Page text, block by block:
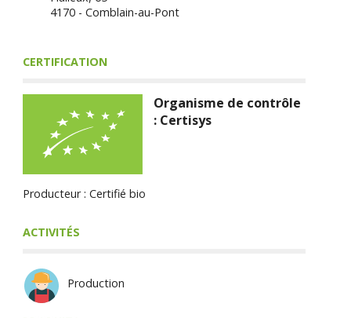
4170 - Comblain-au-Pont
CERTIFICATION
Organisme de contrôle
: Certisys
Producteur : Certifié bio
ACTIVITÉS
Production